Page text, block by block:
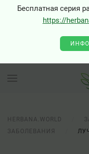
Бесплатная серия
https://
HERBANA.WORLD
ЗАБОЛЕВАНИЯ